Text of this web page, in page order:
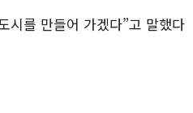
시를 만들어 가겠다”고 말했다